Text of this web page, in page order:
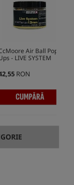
Air Ball Pop-
- LIVE SYSTEM
RON
CUMPĂRĂ